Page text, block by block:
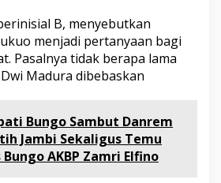
g
k
a
p
d
e
p
a
s
B, menyebutkan
menjadi pertanyaan bagi
Pasalnya tidak berapa lama
Madura dibebaskan
Bungo Sambut Danrem
Jambi Sekaligus Temu
AKBP Zamri Elfino